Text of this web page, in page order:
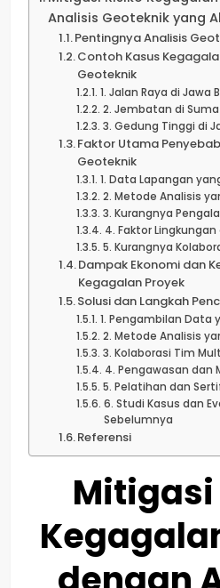
Analisis Geoteknik yang
Pentingnya Analisis
Contoh Kasus
Geoteknik
1. Jalan Raya di Jawa
2. Jembatan di
3. Gedung Tinggi di
Faktor Utama
Geoteknik
1. Data Lapangan
2. Metode Analisis
3. Kurangnya
4. Faktor
5. Kurangnya
Dampak Ekonomi dan
Kegagalan Proyek
Solusi dan Langkah
1. Pengambilan Data
2. Metode Analisis
3. Kolaborasi Tim
4. Pengawasan dan
5. Pelatihan dan
6. Studi Kasus dan
Sebelumnya
Referensi
Mitigasi